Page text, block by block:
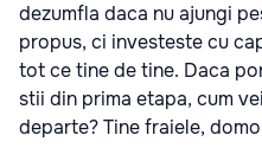
dezumfla daca nu ajungi
propus, ci investeste cu
tot ce tine de tine. Daca
stii din prima etapa, cum
departe? Tine fraiele,